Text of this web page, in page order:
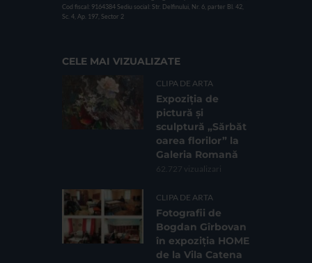
Cod fiscal: 9164384 Sediu social: Str. Delfinului, Nr. 6, parter Bl. 42,
Sc. 4, Ap. 197, Sector 2
CELE MAI VIZUALIZATE
CLIPA DE ARTA
Expoziția de
pictură și
sculptură „Sărbăt
oarea florilor” la
Galeria Romană
62.727 vizualizari
CLIPA DE ARTA
Fotografii de
Bogdan Gîrbovan
în expoziția HOME
de la Vila Catena